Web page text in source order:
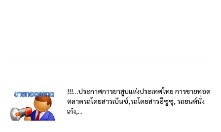
!!!…ประกาศการยาสูบแห่งประเทศไทย การขายทอด
ตลาดรถโดยสารเบ็นซ์,รถโดยสารอีซูซุ, รถยนต์นั่ง
เก๋ง,...